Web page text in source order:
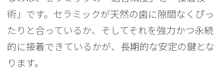
術」です。セラミックが天然の歯に隙間なくぴっ
たりと合っているか、そしてそれを強力かつ永続
的に接着できているかが、長期的な安定の鍵とな
ります。